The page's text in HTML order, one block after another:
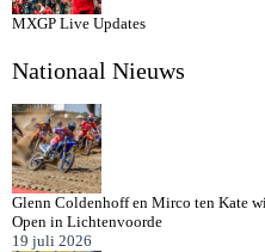
MXGP Live Updates
Nationaal Nieuws
Glenn Coldenhoff en Mirco ten Kate
Open in Lichtenvoorde
19 juli 2026